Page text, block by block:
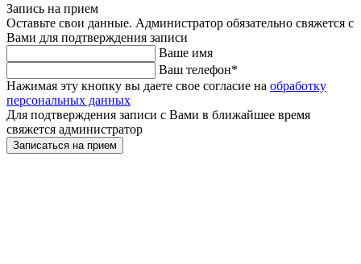
Запись на прием
Оставьте свои данные. Администратор обязательно свяжется с
Вами для подтверждения записи
Ваше имя
Ваш телефон*
Нажимая эту кнопку вы даете свое согласие на обработку
персональных данных
Для подтверждения записи с Вами в ближайшее время
свяжется администратор
Записаться на прием